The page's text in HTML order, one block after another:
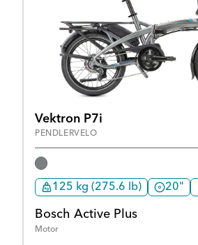
Vektron P7i
PENDLERVELO
125 kg (275.6 lb) 20"
Bosch Active Plus
Motor